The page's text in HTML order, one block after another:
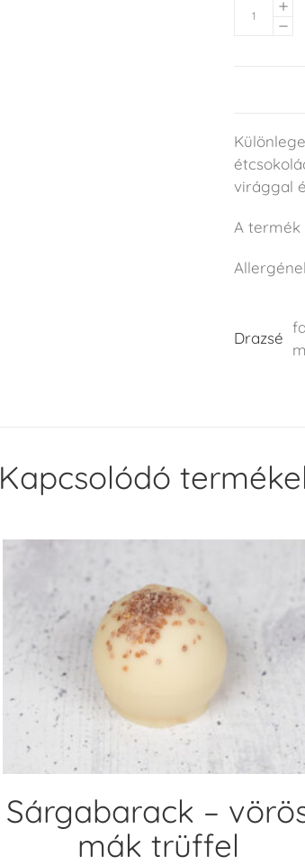
virággal
A termék
Drazsé
Kapcsolódó
KOSÁRBA TESZEM
Sárgabarack –
mák trüffel